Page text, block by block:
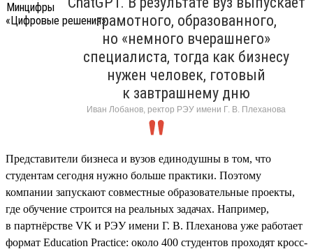
грамотного, образованного,
но «немного вчерашнего»
специалиста, тогда как бизнесу
нужен человек, готовый
к завтрашнему дню
Иван Лобанов, ректор РЭУ имени Г. В. Плеханова
Представители бизнеса и вузов единодушны в том, что
студентам сегодня нужно больше практики. Поэтому
компании запускают совместные образовательные проекты,
где обучение строится на реальных задачах. Например,
в партнёрстве VK и РЭУ имени Г. В. Плеханова уже работает
формат Education Practice: около 400 студентов проходят кросс-